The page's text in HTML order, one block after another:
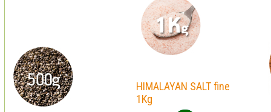
HIMALAYAN SALT fine
1Kg